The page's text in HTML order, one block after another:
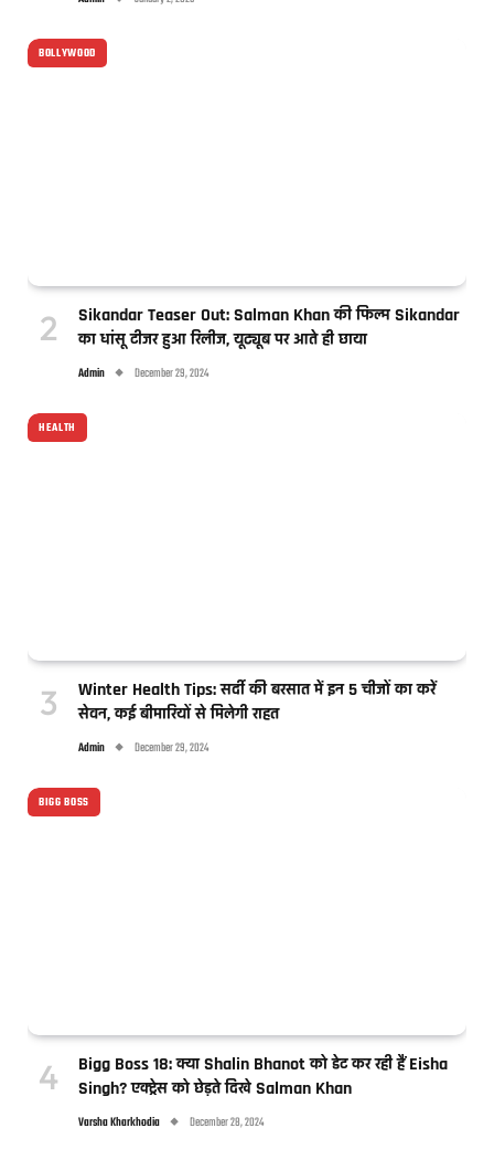
BOLLYWOOD
Sikandar Teaser Out: Salman Khan की फिल्म Sikandar
का धांसू टीजर हुआ रिलीज, यूट्यूब पर आते ही छाया
Admin December 29, 2024
HEALTH
Winter Health Tips: सर्दी की बरसात में इन 5 चीजों का करें
सेवन, कई बीमारियों से मिलेगी राहत
Admin December 29, 2024
BIGG BOSS
Bigg Boss 18: क्या Shalin Bhanot को डेट कर रही हैं Eisha
Singh? एक्ट्रेस को छेड़ते दिखे Salman Khan
Varsha Kharkhodia December 28, 2024